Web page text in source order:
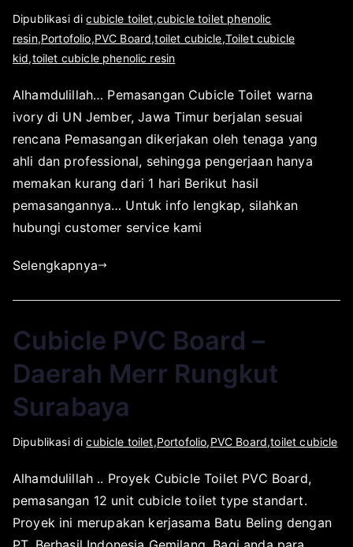
0
1
8
O
l
e
a
p
l
i
t
o
s
a
b
a
D
i
p
b
l
i
k
i
p
d
e
b
2
,
2
Dipublikasi dicubicle toilet,cubicle toilet phenolic
resin,Portofolio,PVC Board,toilet cubicle,Toilet cubicle
kid,toilet cubicle phenolic resin
Alhamdulillah… Pemasangan Cubicle Toilet warna
ivory di UN Jember, Jawa Timur berjalan sesuai
rencana Pemasangan dikerjakan oleh tenaga yang
ahli dan professional, sehingga pengerjaan hanya
memakan kurang dari 1 hari Berikut hasil
pemasangannya… Untuk info lengkap, silahkan
hubungi customer service kami
Selengkapnya
Cubicle PVC Board –
Daerah Merr Rungkut
Surabaya
O
e
h
a
p
D
p
u
b
l
Dipublikasi dicubicle toilet,Portofolio,PVC Board,toilet cubicle
Alhamdulillah .. Proyek Cubicle Toilet PVC Board,
pemasangan 12 unit cubicle toilet type standart.
Proyek ini merupakan kerjasama Batu Beling dengan